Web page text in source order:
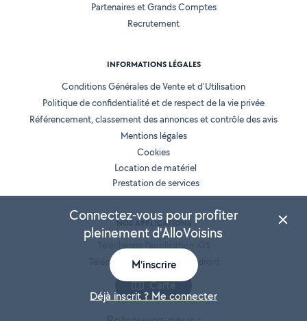
Carte
Partenaires et Grands Comptes
Recrutement
INFORMATIONS LÉGALES
Conditions Générales de Vente et d'Utilisation
Politique de confidentialité et de respect de la vie privée
Référencement, classement des annonces et contrôle des avis
Mentions légales
Cookies
Location de matériel
Prestation de services
NOS APPLICATIONS
Télécharger l’application Android
Connectez-vous pour profiter
pleinement d'AlloVoisins
M'inscrire
Déjà inscrit ? Me connecter